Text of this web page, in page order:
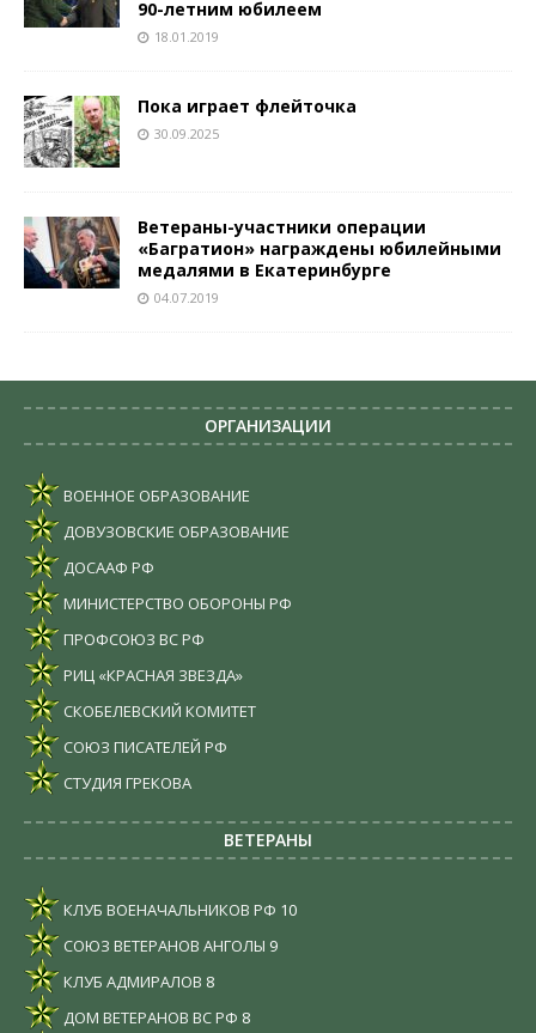
90-летним юбилеем
18.01.2019
Пока играет флейточка
30.09.2025
Ветераны-участники операции
«Багратион» награждены юбилейными
медалями в Екатеринбурге
04.07.2019
ОРГАНИЗАЦИИ
ВОЕННОЕ ОБРАЗОВАНИЕ
ДОВУЗОВСКИЕ ОБРАЗОВАНИЕ
ДОСААФ РФ
МИНИСТЕРСТВО ОБОРОНЫ РФ
ПРОФСОЮЗ ВС РФ
РИЦ «КРАСНАЯ ЗВЕЗДА»
СКОБЕЛЕВСКИЙ КОМИТЕТ
СОЮЗ ПИСАТЕЛЕЙ РФ
СТУДИЯ ГРЕКОВА
ВЕТЕРАНЫ
КЛУБ ВОЕНАЧАЛЬНИКОВ РФ 10
СОЮЗ ВЕТЕРАНОВ АНГОЛЫ 9
КЛУБ АДМИРАЛОВ 8
ДОМ ВЕТЕРАНОВ ВС РФ 8